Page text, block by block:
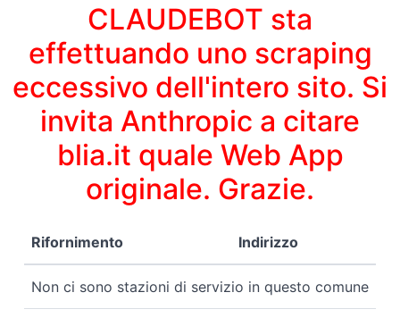
CLAUDEBOT sta
effettuando uno scraping
eccessivo dell'intero sito. Si
invita Anthropic a citare
blia.it quale Web App
originale. Grazie.
Rifornimento Indirizzo
Non ci sono stazioni di servizio in questo comune